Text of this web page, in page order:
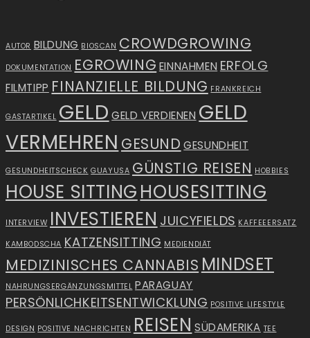
AUTOR BILDUNG BIOSCAN CROWDGROWING
DOKUMENTATION EGROWING EINNAHMEN ERFOLG
FILMTIPP FINANZIELLE BILDUNG FRANKREICH
GASTARTIKEL GELD GELD VERDIENEN GELD
VERMEHREN GESUND GESUNDHEIT
GESUNDHEITSCHECK GUAYUSA GÜNSTIG REISEN HOBBIES
HOUSE SITTINGHOUSESITTING
INTERVIEW INVESTIEREN JUICYFIELDS KAFFEEERSATZ
KAMBODSCHA KATZENSITTING MEDIENDIÄT
MEDIZINISCHES CANNABIS MINDSET
NAHRUNGSERGÄNZUNGSMITTEL PARAGUAY
PERSÖNLICHKEITSENTWICKLUNG POSITIVE LIFESTYLE
DESIGN POSITIVE NACHRICHTEN REISEN SÜDAMERIKA TEE